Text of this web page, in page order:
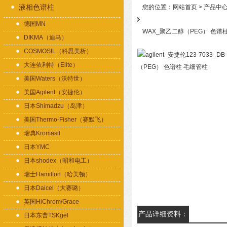
液相色谱柱
德国MN
DIKMA（迪马）
COSMOSIL（科思美析）
大连依利特（Elite）
美国Waters（沃特世）
美国Agilent（安捷伦）
日本Shimadzu（岛津）
美国Thermo-Fisher（赛默飞）
瑞典Kromasil
日本YMC
日本shodex（昭和电工）
瑞士Hamilton（哈美顿）
日本Daicel（大赛璐）
英国HiChrom/Grace
日本东曹TSKgel
您的位置： 网站首页 > 产品中
WAX_聚乙二醇（PEG） 色谱
产品详细资料：